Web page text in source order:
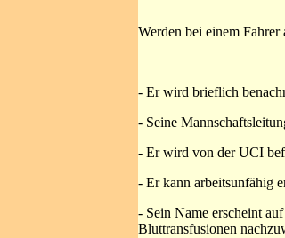
Werden bei einem
- Er wird brieflich
- Seine
- Er wird von der UCI
- Er kann arbeitsunfähig
- Sein Name erscheint
Bluttransfusionen